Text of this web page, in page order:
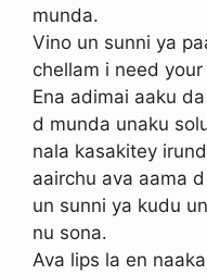
munda.
Vino un sunni ya
chellam i need
Ena adimai aaku
d munda unaku
nala kasakitey
aairchu ava aama
un sunni ya kudu
nu sona.
Ava lips la en